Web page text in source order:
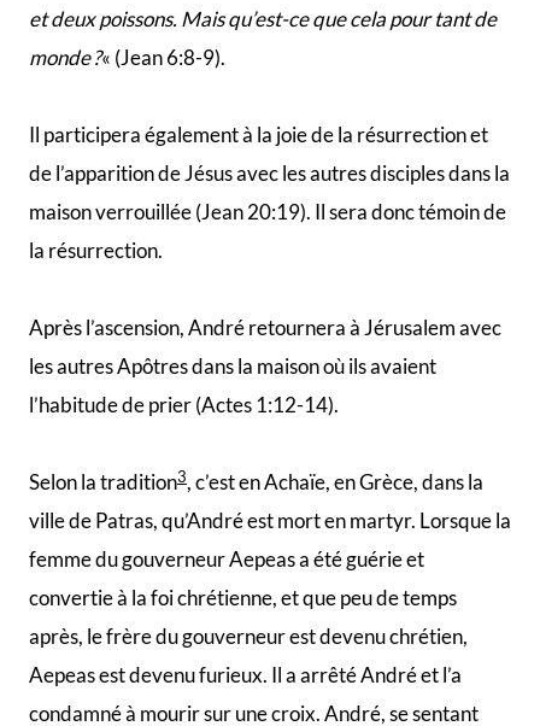
les autres Apôtres dans la maison où ils avaient
l’habitude de prier (Actes 1:12-14).
Selon la tradition3, c’est en Achaïe, en Grèce, dans la
ville de Patras, qu’André est mort en martyr. Lorsque la
femme du gouverneur Aepeas a été guérie et
convertie à la foi chrétienne, et que peu de temps
Aepeas est devenu furieux. Il a arrêté André et l’a
condamné à mourir sur une croix. André, se sentant
indigne d’être crucifié sur une croix de la même forme
autre croix. Il a ainsi été crucifié en l’an 60 sur une croix
en forme de X, qui s’appelle encore la croix de Saint
André et qui est l’un de ses symboles apostoliques. Un
symbole de deux poissons croisés a également été
attribué à André, car il était autrefois pêcheur.